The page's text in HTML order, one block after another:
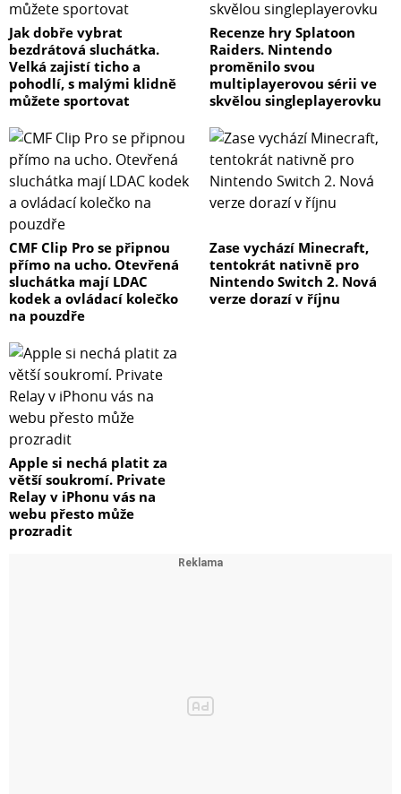
Jak dobře vybrat
bezdrátová sluchátka.
Velká zajistí ticho a
pohodlí, s malými klidně
můžete sportovat
Recenze hry Splatoon
Raiders. Nintendo
proměnilo svou
multiplayerovou sérii ve
skvělou singleplayerovku
CMF Clip Pro se připnou
přímo na ucho. Otevřená
sluchátka mají LDAC
kodek a ovládací kolečko
na pouzdře
Zase vychází Minecraft,
tentokrát nativně pro
Nintendo Switch 2. Nová
verze dorazí v říjnu
Apple si nechá platit za
větší soukromí. Private
Relay v iPhonu vás na
webu přesto může
prozradit